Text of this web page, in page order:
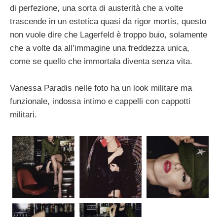
di perfezione, una sorta di austerità che a volte
trascende in un estetica quasi da rigor mortis, questo
non vuole dire che Lagerfeld è troppo buio, solamente
che a volte da all’immagine una freddezza unica,
come se quello che immortala diventa senza vita.
Vanessa Paradis nelle foto ha un look militare ma
funzionale, indossa intimo e cappelli con cappotti
militari.